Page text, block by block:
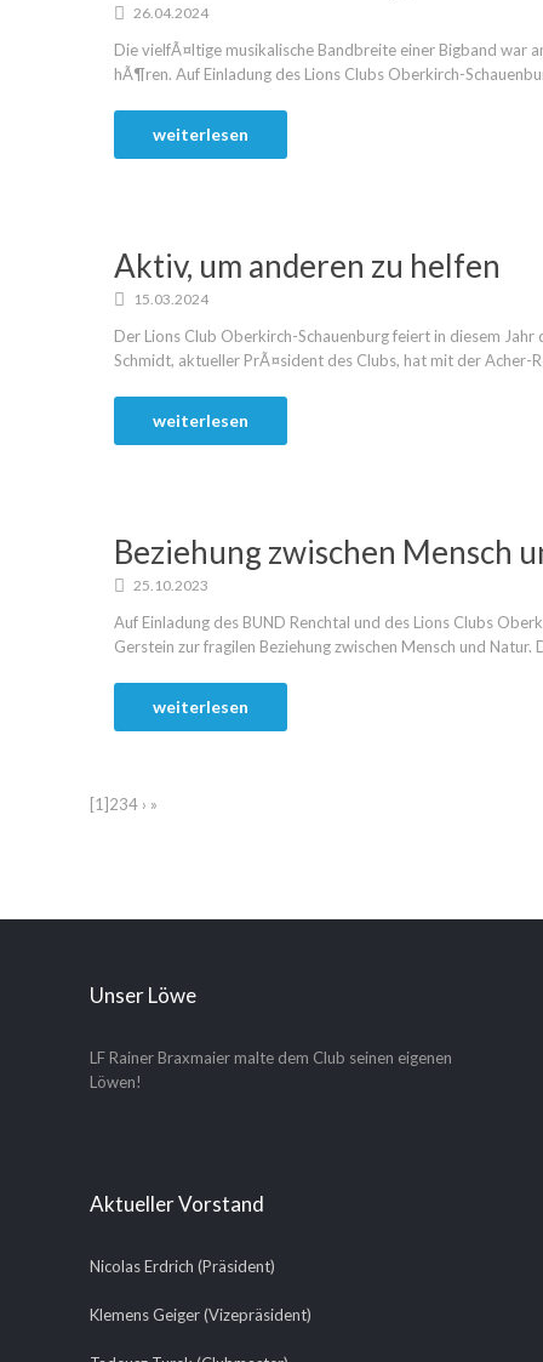
26.04.2024
Die vielfÃ¤ltige musikalische Bandbreite einer Bigband war
hÃ¶ren. Auf Einladung des Lions Clubs Oberkirch-
weiterlesen
Aktiv, um anderen zu helfen
15.03.2024
Der Lions Club Oberkirch-Schauenburg feiert in diesem
Schmidt, aktueller PrÃ¤sident des Clubs, hat mit der Acher-
weiterlesen
Beziehung zwischen Mensch
25.10.2023
Auf Einladung des BUND Renchtal und des Lions Clubs
Gerstein zur fragilen Beziehung zwischen Mensch und
weiterlesen
[1]234 › »
Unser Löwe
LF Rainer Braxmaier malte dem Club seinen eigenen
Löwen!
Aktueller Vorstand
Nicolas Erdrich (Präsident)
Klemens Geiger (Vizepräsident)